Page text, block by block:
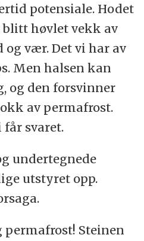
potensiale. Hodet
høvlet vekk av
og vær. Det vi har av
Men halsen kan
og den forsvinner
av permafrost.
får svaret.
undertegnede
utstyret opp.
permafrost! Steinen